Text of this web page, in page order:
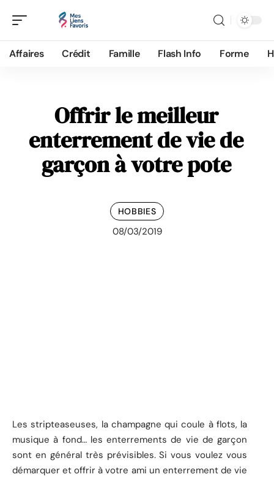
Affaires Crédit Famille Flash Info Forme
Offrir le meilleur
enterrement de vie de
garçon à votre pote
HOBBIES
08/03/2019
Les stripteaseuses, la champagne qui coule à flots, la
musique à fond… les enterrements de vie de garçon
sont en général très prévisibles. Si vous voulez vous
démarquer et offrir à votre ami un enterrement de vie